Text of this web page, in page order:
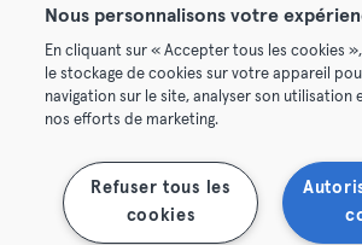
© 2026 Urban Sports Group GmbH. All
Termos & Condições
Rescindir contratos aqui Cancelar
Nous personnalisons votre
En cliquant sur « Accepter tous les cookies
le stockage de cookies sur votre appareil
navigation sur le site, analyser son utilisation
nos efforts de marketing.
Refuser tous les
cookies